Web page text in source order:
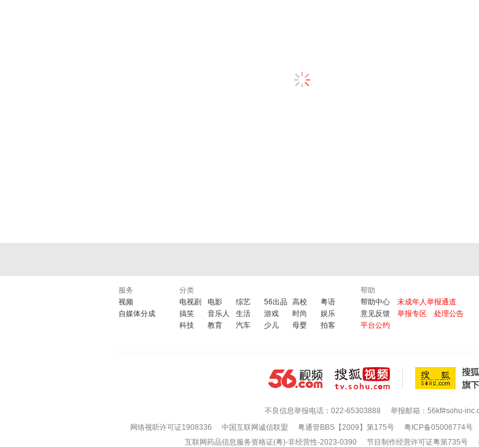
服务
视频
自媒体分成
分类
电视剧
电影 综艺 56出品 高校
粤语
搞笑
音乐人 生活 游戏 时尚
娱乐
科技
教育 汽车 少儿 母婴 拍客
帮助
帮助中心
未成年人举报通道
意见反馈
举报专区
处理公告
平台公约
不良信息举报电话：022-65303888
举报邮箱：56kf#sohu-
网络视听许可证1908336
中国互联网诚信联盟 粤通管BBS【2009】第175号 粤ICP备05006774号
互联网药品信息服务资格证(粤)-非经营性-2023-0390
节目制作经营许可证粤第735号